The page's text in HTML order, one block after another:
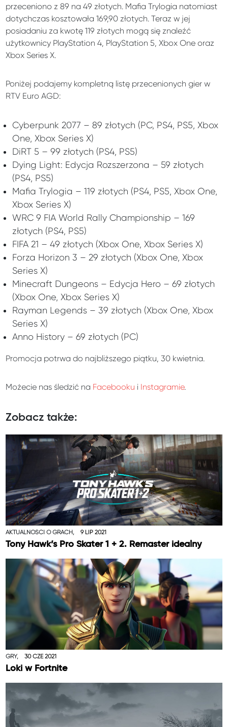
przeceniono z 89 na 49 złotych. Mafia Trylogia natomiast
dotychczas kosztowała 169,90 złotych. Teraz w jej
posiadaniu za kwotę 119 złotych mogą się znaleźć
użytkownicy PlayStation 4, PlayStation 5, Xbox One oraz
Xbox Series X.
Poniżej podajemy kompletną listę przecenionych gier w
RTV Euro AGD:
Cyberpunk 2077 – 89 złotych (PC, PS4, PS5, Xbox
One, Xbox Series X)
DiRT 5 – 99 złotych (PS4, PS5)
Dying Light: Edycja Rozszerzona – 59 złotych
(PS4, PS5)
Mafia Trylogia – 119 złotych (PS4, PS5, Xbox One,
Xbox Series X)
WRC 9 FIA World Rally Championship – 169
złotych (PS4, PS5)
FIFA 21 – 49 złotych (Xbox One, Xbox Series X)
Forza Horizon 3 – 29 złotych (Xbox One, Xbox
Series X)
Minecraft Dungeons – Edycja Hero – 69 złotych
(Xbox One, Xbox Series X)
Rayman Legends – 39 złotych (Xbox One, Xbox
Series X)
Anno History – 69 złotych (PC)
Promocja potrwa do najbliższego piątku, 30 kwietnia.
Możecie nas śledzić na Facebooku i Instagramie.
Zobacz także:
AKTUALNOŚCI O GRACH, 9 LIP 2021
Tony Hawk’s Pro Skater 1 + 2. Remaster idealny
GRY, 30 CZE 2021
Loki w Fortnite